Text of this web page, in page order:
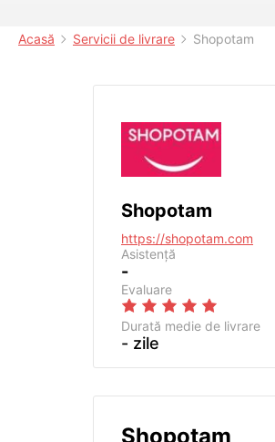
Acasă Servicii de livrare Shopotam
Shopotam
https://shopotam.com
Asistență
-
Evaluare
Durată medie de livrare
- zile
Shopotam